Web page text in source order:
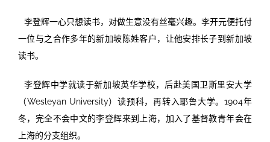
李登辉一心只想读书，对做生意没有丝毫兴趣。李开元便托付
一位与之合作多年的新加坡陈姓客户，让他安排长子到新加坡
读书。
李登辉中学就读于新加坡英华学校，后赴美国卫斯里安大学
（Wesleyan University）读预科，再转入耶鲁大学。1904年
冬，完全不会中文的李登辉来到上海，加入了基督教青年会在
上海的分支组织。